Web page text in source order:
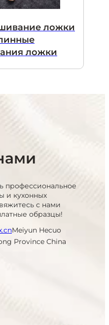
ложки
ложки
профессиональное
и кухонных
с нами
образцы!
Meiyun Hecuo
Province China